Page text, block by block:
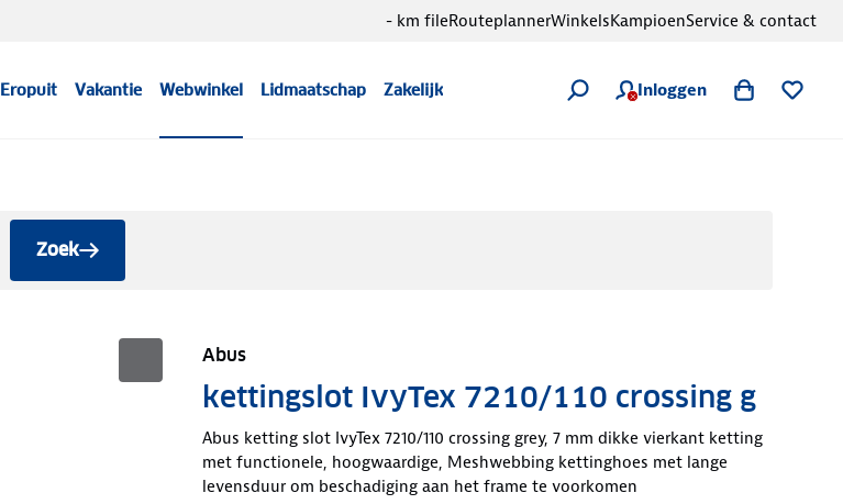
Eropuit Vakantie Webwinkel Lidmaatschap Zakelijk Inloggen
- km fileRouteplannerWinkelsKampioenService & contact
Zoek
Abus
kettingslot IvyTex 7210/110 crossing g
Abus ketting slot IvyTex 7210/110 crossing grey, 7 mm dikke vierkant ketting
met functionele, hoogwaardige, Meshwebbing kettinghoes met lange
levensduur om beschadiging aan het frame te voorkomen